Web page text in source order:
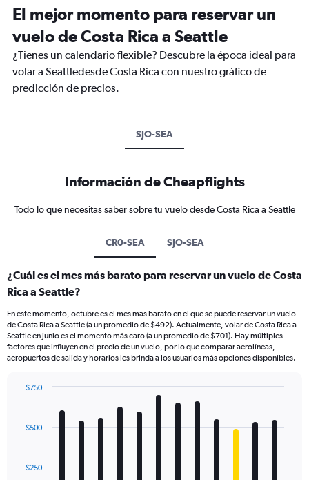
El mejor momento para reservar un
vuelo de Costa Rica a Seattle
¿Tienes un calendario flexible? Descubre la época ideal para
volar a Seattledesde Costa Rica con nuestro gráfico de
predicción de precios.
SJO-SEA
Información de Cheapflights
Todo lo que necesitas saber sobre tu vuelo desde Costa Rica a Seattle
CR0-SEA SJO-SEA
¿Cuál es el mes más barato para reservar un vuelo de Costa
Rica a Seattle?
En este momento, octubre es el mes más barato en el que se puede reservar un vuelo
de Costa Rica a Seattle (a un promedio de $492). Actualmente, volar de Costa Rica a
Seattle en junio es el momento más caro (a un promedio de $701). Hay múltiples
factores que influyen en el precio de un vuelo, por lo que comparar aerolíneas,
aeropuertos de salida y horarios les brinda a los usuarios más opciones disponibles.
with
12
The
$250
$500
$750